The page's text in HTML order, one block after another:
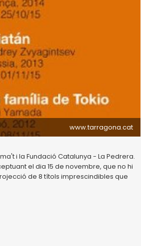
www.tarragona.cat
i la Fundació Catalunya - La Pedrera.
el dia 15 de novembre, que no hi
de 8 títols imprescindibles que